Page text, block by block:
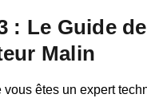
: Le Guide de
Malin
vous êtes un expert